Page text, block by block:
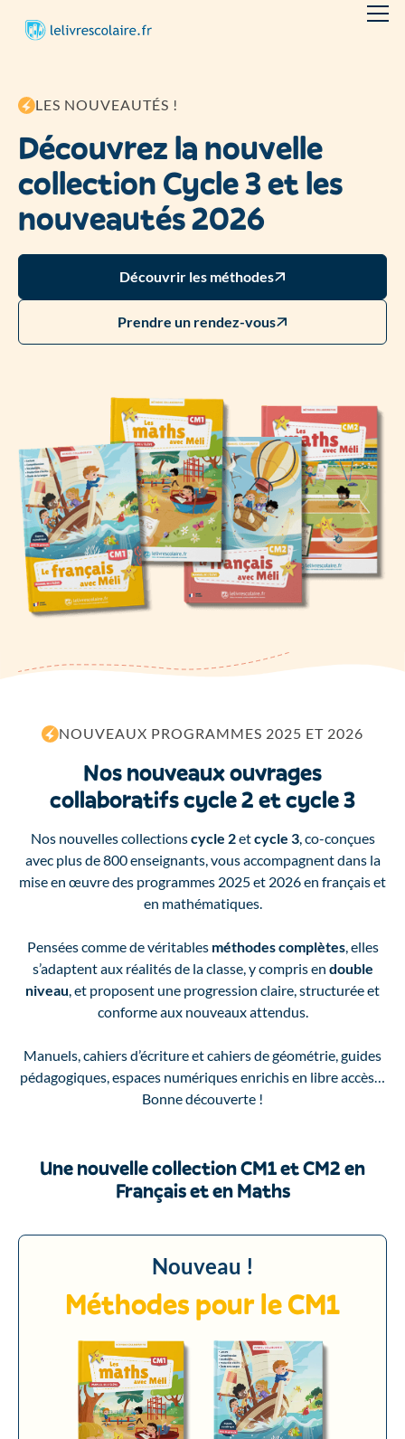
LES NOUVEAUTÉS !
Découvrez la nouvelle
collection Cycle 3 et les
nouveautés 2026
Découvrir les méthodes
Prendre un rendez-vous
NOUVEAUX PROGRAMMES 2025 ET 2026
Nos nouveaux ouvrages
collaboratifs cycle 2 et cycle 3
Nos nouvelles collectionscycle 2etcycle 3, co-conçues
avec plus de 800 enseignants, vous accompagnent dans la
mise en œuvre des programmes 2025 et 2026 en français et
en mathématiques.
Pensées comme de véritables méthodes complètes, elles
s’adaptent aux réalités de la classe, y compris en double
niveau, et proposent une progression claire, structurée et
conforme aux nouveaux attendus.
Manuels, cahiers d’écriture et cahiers de géométrie, guides
pédagogiques, espaces numériques enrichis en libre accès…
Bonne découverte !
Une nouvelle collection CM1 et CM2 en
Français et en Maths
Nouveau !
Méthodes pour le CM1